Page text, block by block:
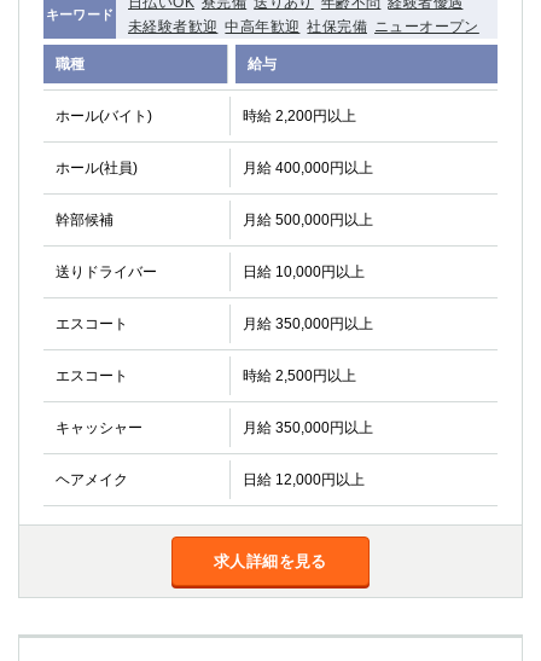
キーワード
未経験者歓迎 中高年歓迎 社保完備 ニューオープン
職種 給与
ホール(バイト) 時給 2,200円以上
ホール(社員) 月給 400,000円以上
幹部候補 月給 500,000円以上
送りドライバー 日給 10,000円以上
エスコート 月給 350,000円以上
エスコート 時給 2,500円以上
キャッシャー 月給 350,000円以上
ヘアメイク 日給 12,000円以上
求人詳細を見る
四谷
錦糸町南口
下北沢・経堂
金町（北口）
成増駅徒歩3分の好立地！①JR埼京線「赤羽駅」から徒歩2分 ②東
①歌舞伎町 ②新宿 ③西部新宿 ③東新宿
①銀座 ②新橋
錦糸町(南口)
蒲田(西口)
清瀬（南口）
①東武練馬 ②成増・板橋 ③大山 ②池袋
池袋東口
金町
大井町
大泉学園
下赤塚
三鷹
荻窪
浅草
新小岩
幡ヶ谷
祖師ヶ谷大蔵
小岩
五井